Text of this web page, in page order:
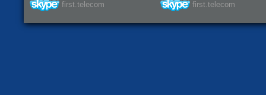
first.telecom
first.telecom